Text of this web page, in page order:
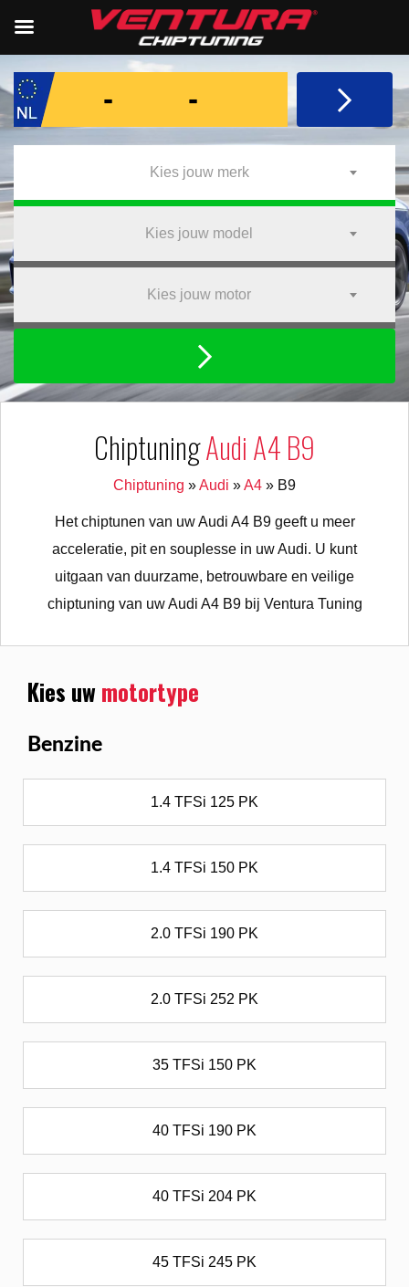
Kies jouw merk
Kies jouw model
Kies jouw motor
ChiptuningAudi A4 B9
Chiptuning »Audi »A4 » B9
Het chiptunen van uw Audi A4 B9 geeft u meer
acceleratie, pit en souplesse in uw Audi. U kunt
uitgaan van duurzame, betrouwbare en veilige
chiptuning van uw Audi A4 B9 bij Ventura Tuning
Kies uwmotortype
Benzine
1.4 TFSi 125 PK
1.4 TFSi 150 PK
2.0 TFSi 190 PK
2.0 TFSi 252 PK
35 TFSi 150 PK
40 TFSi 190 PK
40 TFSi 204 PK
45 TFSi 245 PK